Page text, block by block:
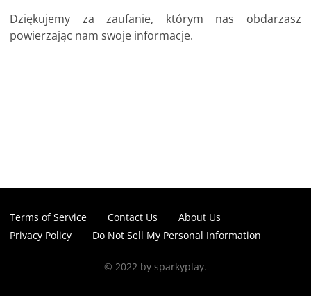
Dziękujemy za zaufanie, którym nas obdarzasz
powierzając nam swoje informacje.
Terms of Service Contact Us
About Us
Privacy Policy
Do Not Sell My Personal Information
© 2022 by sparkyplay.